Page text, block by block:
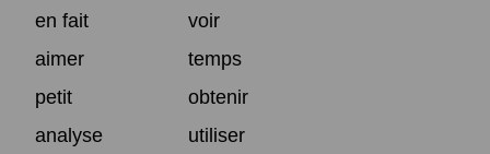
en fait
voir
aimer
temps
petit
obtenir
analyse
utiliser